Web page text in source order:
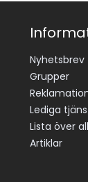
Nyhetsbrev
Grupper
Lediga
Lista över
Artiklar